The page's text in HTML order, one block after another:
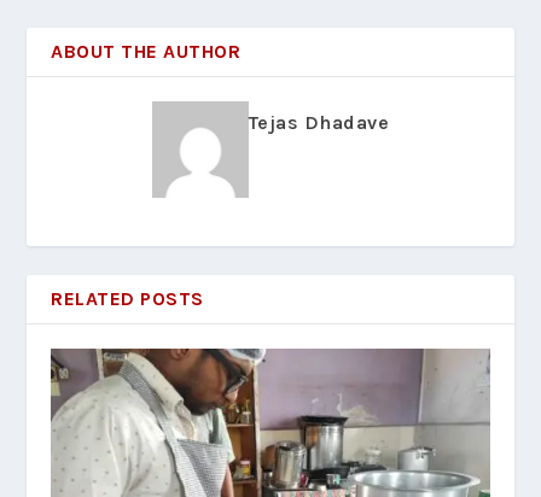
ABOUT THE AUTHOR
Tejas Dhadave
RELATED POSTS